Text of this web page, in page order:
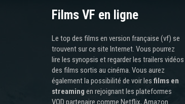
Films VF en ligne
Le top des films en version française (vf) se
trouvent sur ce site Internet. Vous pourrez
lire les synopsis et regarder les trailers vidéos
des films sortis au cinéma. Vous aurez
également la possibilité de voir les films en
streaming en rejoignant les plateformes
VOD partenaire comme Netflix, Amazon